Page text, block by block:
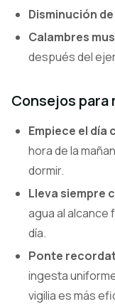
Disminución
Calambres
después del
Consejos
Empiece el día
hora de la
dormir.
Lleva siempre
agua al alcance
día.
Ponte
ingesta
vigilia es más